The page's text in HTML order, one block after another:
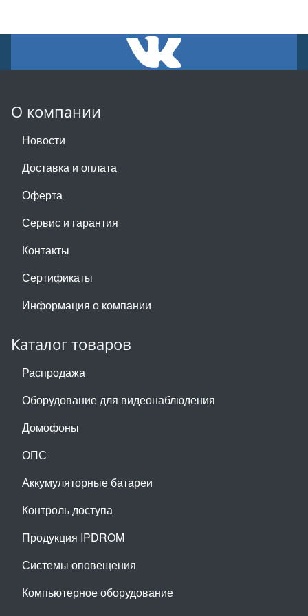
О компании
Новости
Доставка и оплата
Оферта
Сервис и гарантия
Контакты
Сертификаты
Информация о компании
Каталог товаров
Распродажа
Оборудование для видеонаблюдения
Домофоны
ОПС
Аккумуляторные батареи
Контроль доступа
Продукция IPDROM
Системы оповещения
Компьютерное оборудование